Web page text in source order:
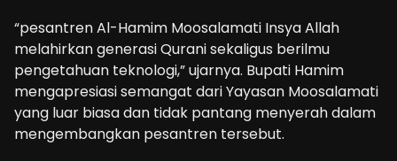
“pesantren Al-Hamim Moosalamati Insya Allah
melahirkan generasi Qurani sekaligus berilmu
pengetahuan teknologi,” ujarnya. Bupati Hamim
mengapresiasi semangat dari Yayasan Moosalamati
yang luar biasa dan tidak pantang menyerah dalam
mengembangkan pesantren tersebut.